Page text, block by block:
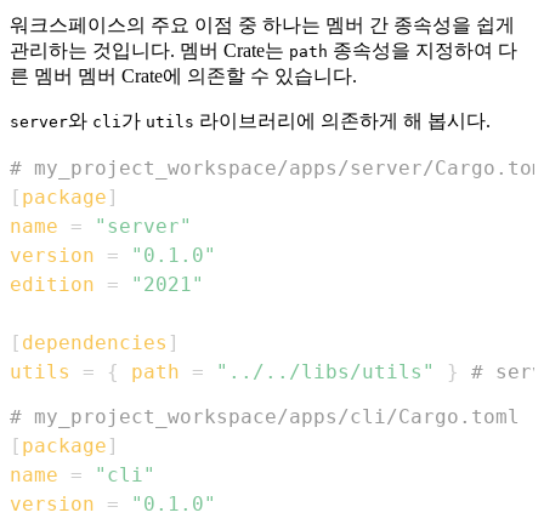
워크스페이스의 주요 이점 중 하나는 멤버 간 종속성을 쉽게
관리하는 것입니다. 멤버 Crate는 path 종속성을 지정하여 다
른 멤버 멤버 Crate에 의존할 수 있습니다.
server와 cli 가 utils 라이브러리에 의존하게 해 봅시다.
# my_project_workspace/apps/server/
[ package ]
name
=
"server"
version
=
"0.1.0"
edition
= "2021"
[ dependencies ]
utils
= { path = "../../libs/utils" }
#
# my_project_workspace/apps/cli/Cargo.toml
[ package ]
name
=
"cli"
version
=
"0.1.0"